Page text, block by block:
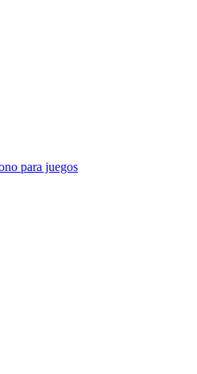
para juegos